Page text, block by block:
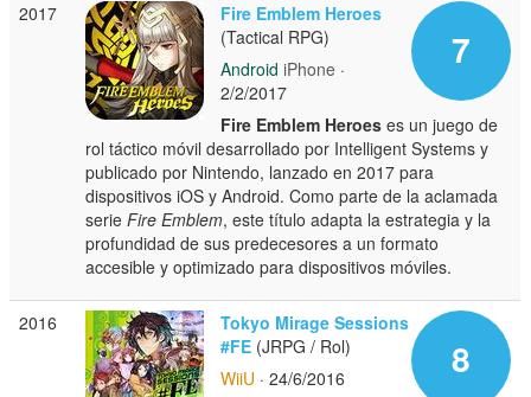
2017
7
Fire Emblem Heroes
(Tactical RPG)
Android iPhone ·
2/2/2017
Fire Emblem Heroes es un juego de
rol táctico móvil desarrollado por Intelligent Systems y
publicado por Nintendo, lanzado en 2017 para
dispositivos iOS y Android. Como parte de la aclamada
serieFire Emblem, este título adapta la estrategia y la
profundidad de sus predecesores a un formato
accesible y optimizado para dispositivos móviles.
2016
8
Tokyo Mirage Sessions
#FE (JRPG / Rol)
WiiU · 24/6/2016